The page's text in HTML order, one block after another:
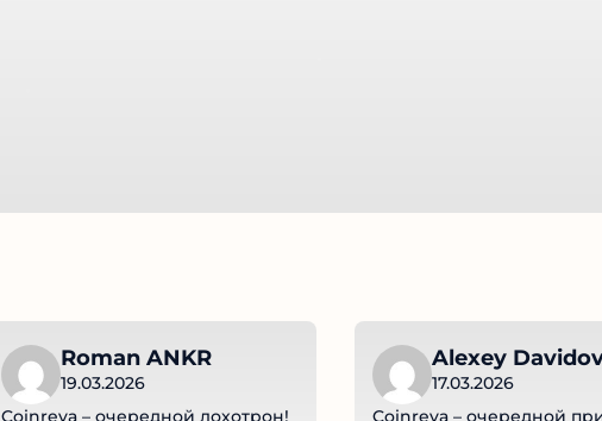
Roman ANKR
19.03.2026
Coinreva – очередной лохотрон!
Alexey
17.03.2026
Coinreva – очередной